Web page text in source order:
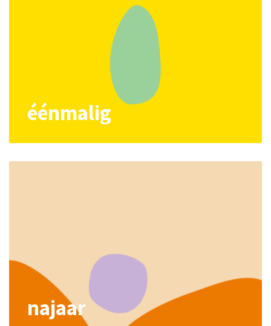
éénmalig
najaar